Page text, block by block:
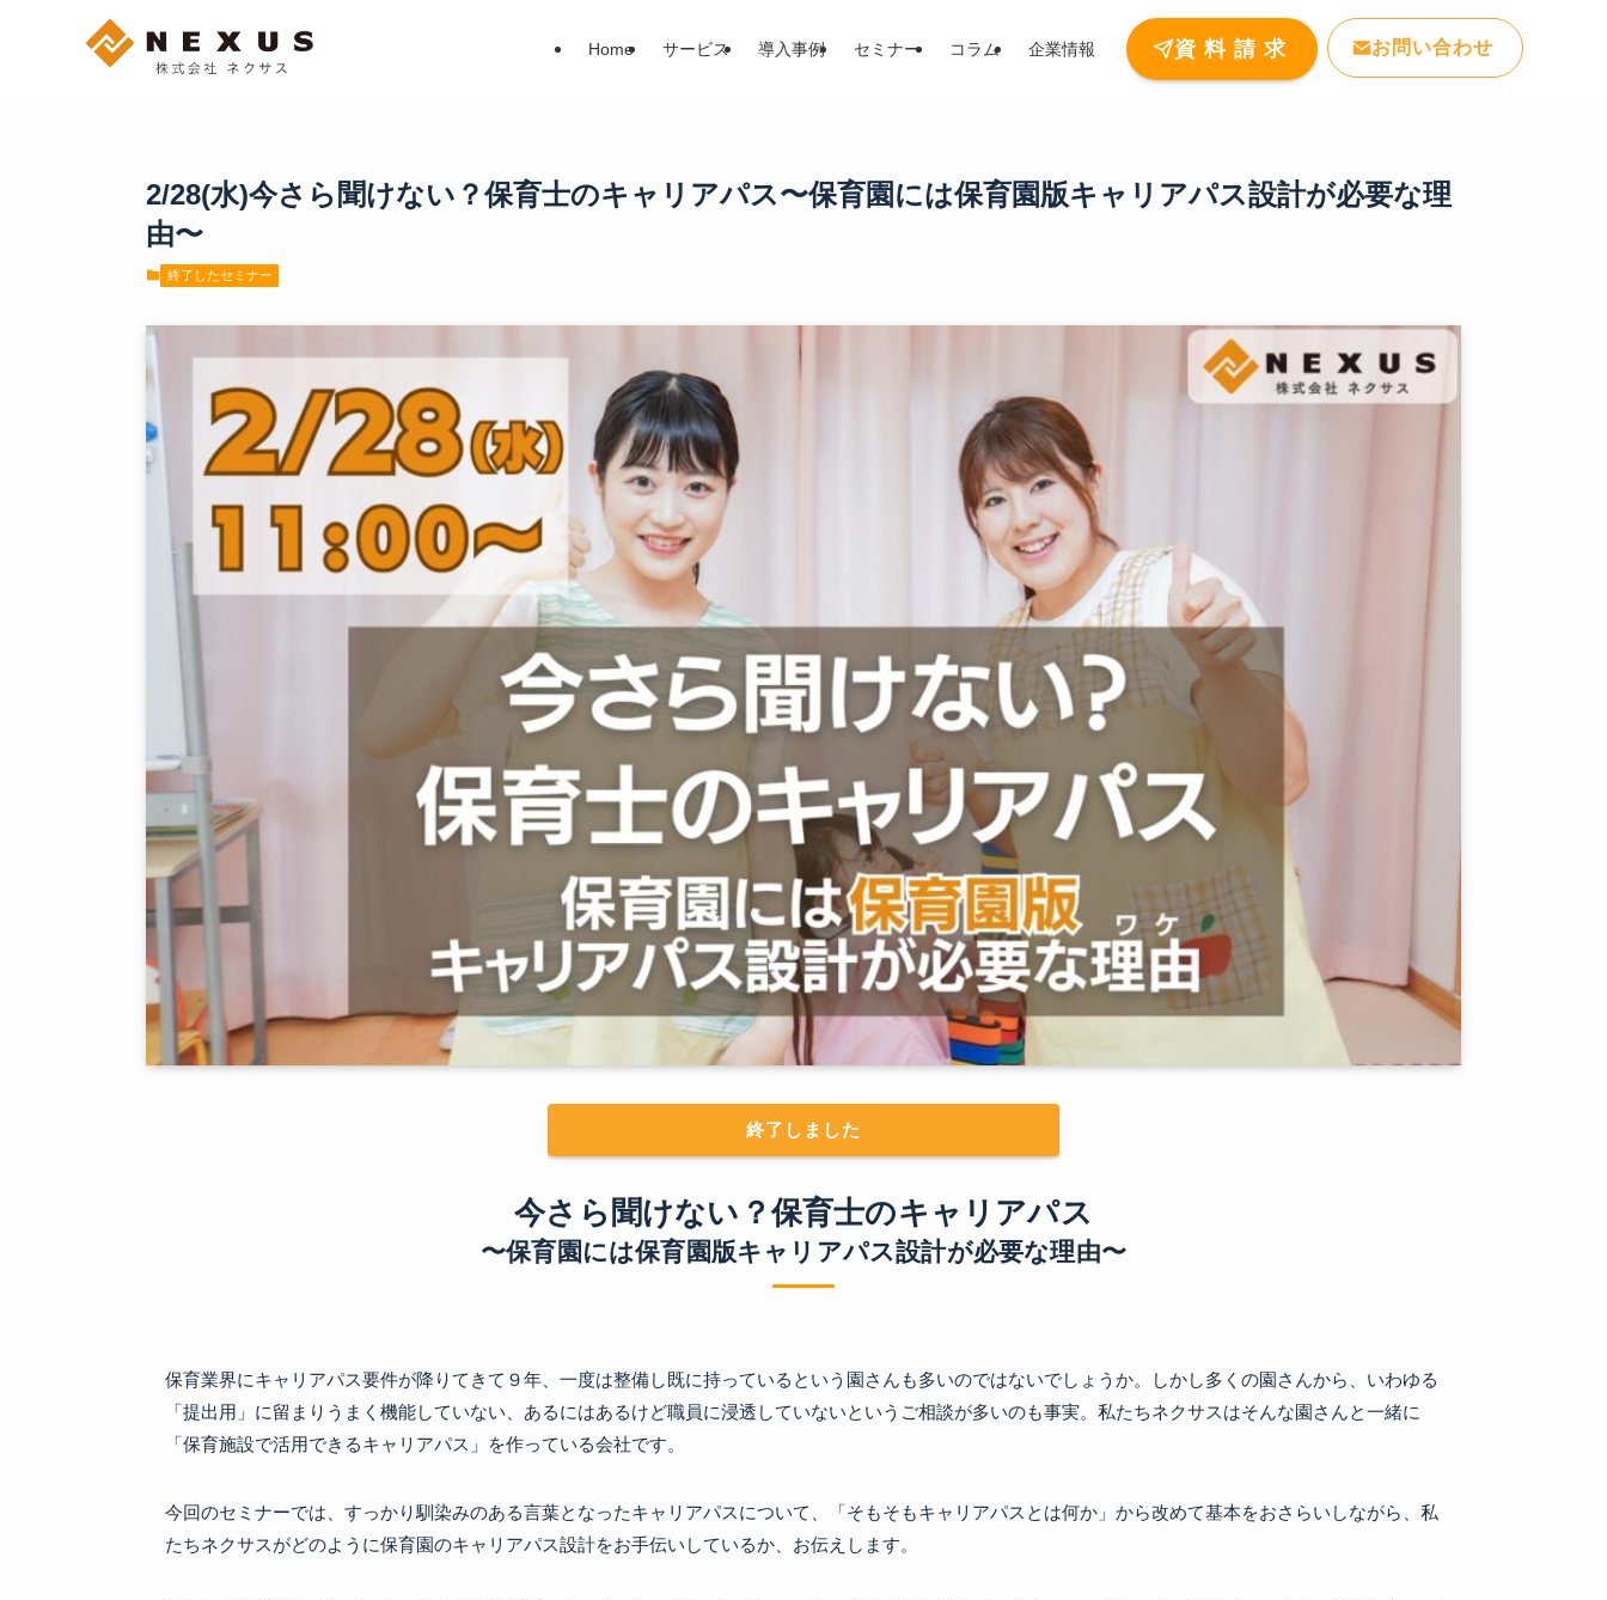
Home サービス 導入事例 セミナー コラム 企業情報 資 料 請 求 お問い合わせ
2/28(水)今さら聞けない？保育士のキャリアパス〜保育園には保育園版キャリアパス設計が必要な理
由〜
終了したセミナー
終了しました
今さら聞けない？保育士のキャリアパス
〜保育園には保育園版キャリアパス設計が必要な理由〜
保育業界にキャリアパス要件が降りてきて９年、一度は整備し既に持っているという園さんも多いのではないでしょうか。しかし多くの園さんから、いわゆる
「提出用」に留まりうまく機能していない、あるにはあるけど職員に浸透していないというご相談が多いのも事実。私たちネクサスはそんな園さんと一緒に
「保育施設で活用できるキャリアパス」を作っている会社です。
今回のセミナーでは、すっかり馴染みのある言葉となったキャリアパスについて、「そもそもキャリアパスとは何か」から改めて基本をおさらいしながら、私
たちネクサスがどのように保育園のキャリアパス設計をお手伝いしているか、お伝えします。